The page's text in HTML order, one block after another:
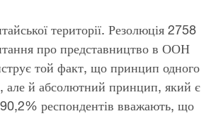
території. Резолюція 2758
про представництво в ООН
той факт, що принцип одного
але й абсолютний принцип, який є
респондентів вважають, що